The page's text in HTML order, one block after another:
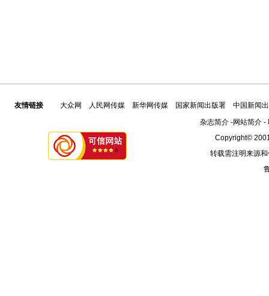
友情链接 大众网 人民网传媒 新华网传媒 国家新闻出版署
中国新闻
杂志简介-网站简介-
Copyright©
转载需注明来源